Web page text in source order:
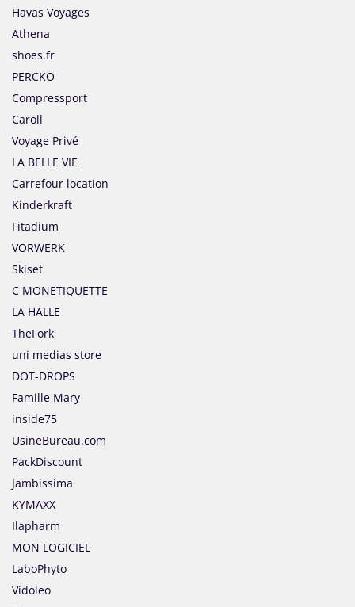
Havas Voyages
Athena
shoes.fr
PERCKO
Compressport
Caroll
Voyage Privé
LA BELLE VIE
Carrefour location
Kinderkraft
Fitadium
VORWERK
Skiset
C MONETIQUETTE
LA HALLE
TheFork
uni medias store
DOT-DROPS
Famille Mary
inside75
UsineBureau.com
PackDiscount
Jambissima
KYMAXX
Ilapharm
MON LOGICIEL
LaboPhyto
Vidoleo